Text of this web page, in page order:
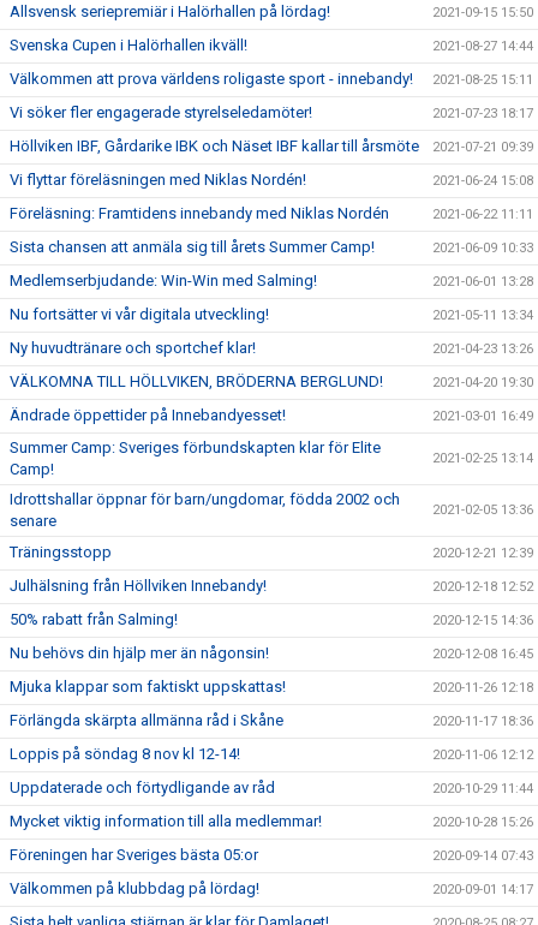
Allsvensk seriepremiär i Halörhallen på lördag! 2021-09-15 15:50
Svenska Cupen i Halörhallen ikväll! 2021-08-27 14:44
Välkommen att prova världens roligaste sport - innebandy! 2021-08-25 15:11
Vi söker fler engagerade styrelseledamöter! 2021-07-23 18:17
Höllviken IBF, Gårdarike IBK och Näset IBF kallar till årsmöte 2021-07-21 09:39
Vi flyttar föreläsningen med Niklas Nordén! 2021-06-24 15:08
Föreläsning: Framtidens innebandy med Niklas Nordén 2021-06-22 11:11
Sista chansen att anmäla sig till årets Summer Camp! 2021-06-09 10:33
Medlemserbjudande: Win-Win med Salming! 2021-06-01 13:28
Nu fortsätter vi vår digitala utveckling! 2021-05-11 13:34
Ny huvudtränare och sportchef klar! 2021-04-23 13:26
VÄLKOMNA TILL HÖLLVIKEN, BRÖDERNA BERGLUND! 2021-04-20 19:30
Ändrade öppettider på Innebandyesset! 2021-03-01 16:49
Summer Camp: Sveriges förbundskapten klar för Elite
Camp!
2021-02-25 13:14
Idrottshallar öppnar för barn/ungdomar, födda 2002 och
senare
2021-02-05 13:36
Träningsstopp 2020-12-21 12:39
Julhälsning från Höllviken Innebandy! 2020-12-18 12:52
50% rabatt från Salming! 2020-12-15 14:36
Nu behövs din hjälp mer än någonsin! 2020-12-08 16:45
Mjuka klappar som faktiskt uppskattas! 2020-11-26 12:18
Förlängda skärpta allmänna råd i Skåne 2020-11-17 18:36
Loppis på söndag 8 nov kl 12-14! 2020-11-06 12:12
Uppdaterade och förtydligande av råd 2020-10-29 11:44
Mycket viktig information till alla medlemmar! 2020-10-28 15:26
Föreningen har Sveriges bästa 05:or 2020-09-14 07:43
Välkommen på klubbdag på lördag! 2020-09-01 14:17